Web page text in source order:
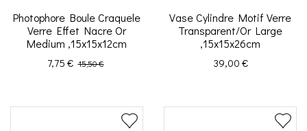
Photophore Boule Craquele
Verre Effet Nacre Or
Medium ,15x15x12cm
Prix
7,75 € Prix de base
15,50 €
Vase Cylindre Motif Verre
Transparent/Or Large
,15x15x26cm
Prix
39,00 €